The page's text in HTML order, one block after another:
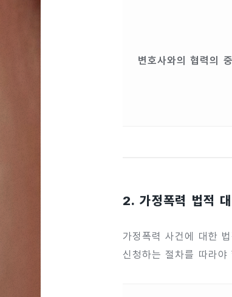
변호사와의 협력의
2. 가정폭력 법적
가정폭력 사건에 대한
신청하는 절차를 따라